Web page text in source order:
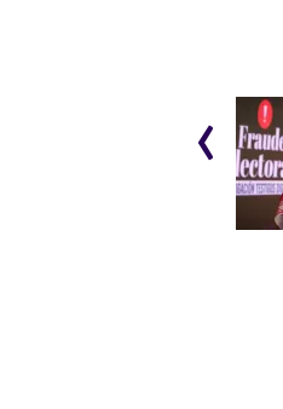
presidente Petro
‹